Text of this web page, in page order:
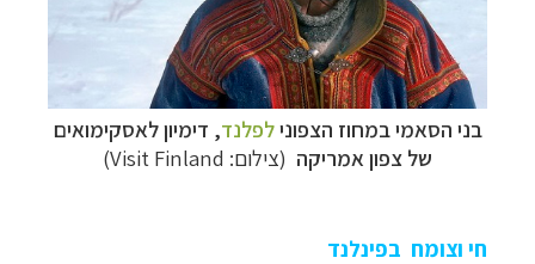
בני הסאמי במחוז הצפונילפלנד, דימיון לאסקימואים
של צפון אמריקה (צילום: Visit Finland)
חי וצומח בפינלנד